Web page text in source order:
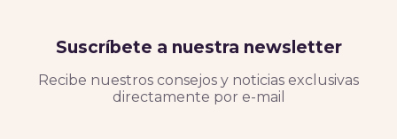
Suscríbete a nuestra newsletter
Recibe nuestros consejos y noticias exclusivas
directamente por e-mail